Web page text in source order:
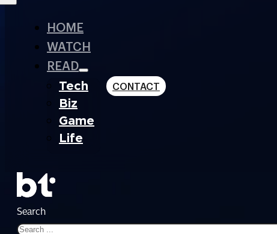
HOME
WATCH
READ
Tech
Biz
Game
Life
CONTACT
Search